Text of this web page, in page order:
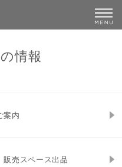
情報
案内
売スペース出品